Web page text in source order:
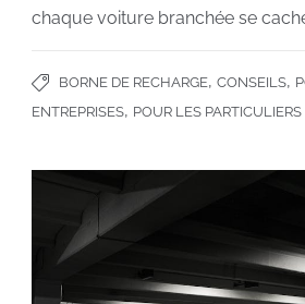
chaque voiture branchée se
BORNE DE RECHARGE, CONSEILS,
ENTREPRISES, POUR LES PARTICULIERS